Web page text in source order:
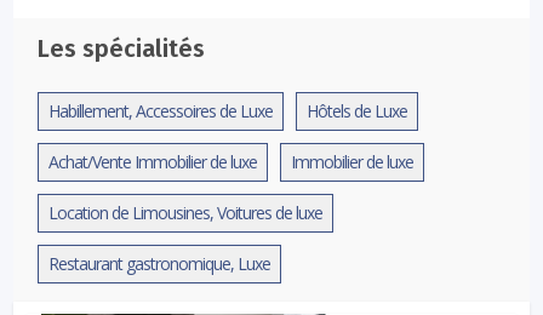
Les spécialités
Habillement, Accessoires de Luxe Hôtels de Luxe
Achat/Vente Immobilier de luxe Immobilier de luxe
Location de Limousines, Voitures de luxe
Restaurant gastronomique, Luxe